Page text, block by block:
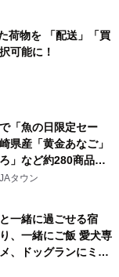
荷物を 「配送」「買
可能に！
「魚の日限定セー
県産「黄金あなご」
」など約280商品を
日の定例企画～
タウン
一緒に過ごせる宿
、一緒にご飯 愛犬専
、ドッグランにミニ
グとトレーラーハウ